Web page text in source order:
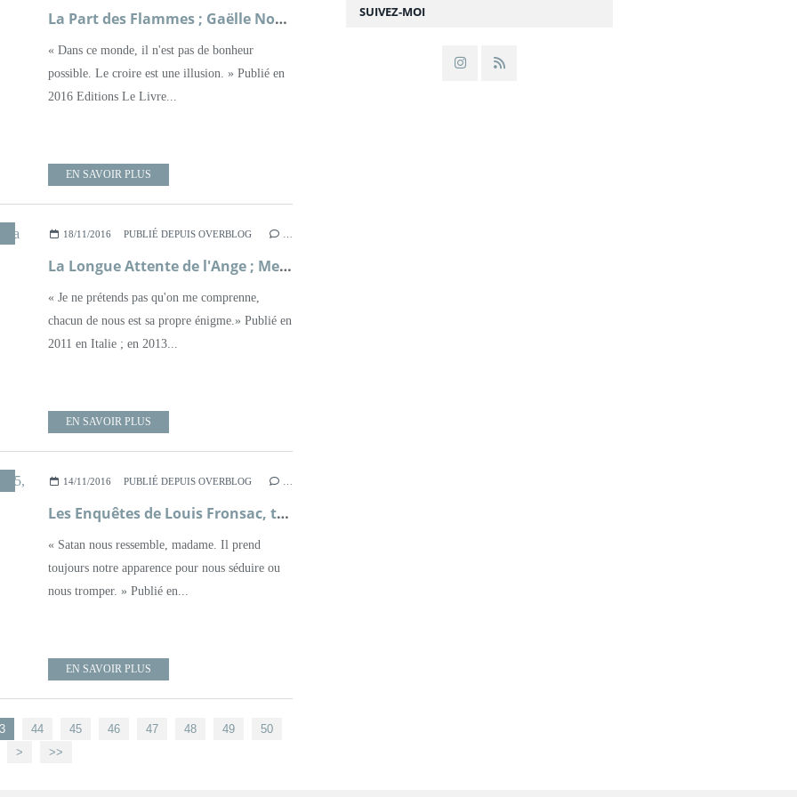
La Part des Flammes ; Gaëlle Nohant
« Dans ce monde, il n'est pas de bonheur
possible. Le croire est une illusion. » Publié en
2016 Editions Le Livre...
EN SAVOIR PLUS
,ROMAN,XVIÈME SIÈCLE
18/11/2016 PUBLIÉ DEPUIS OVERBLOG
La Longue Attente de l'Ange ; Melania G. Mazucco
« Je ne prétends pas qu'on me comprenne,
chacun de nous est sa propre énigme.» Publié en
2011 en Italie ; en 2013...
EN SAVOIR PLUS
14/11/2016 PUBLIÉ DEPUIS OVERBLOG
Les Enquêtes de Louis Fronsac, tome 5, L'Homme aux Rubans Noirs ; Jean d'Aillon
« Satan nous ressemble, madame. Il prend
toujours notre apparence pour nous séduire ou
nous tromper. » Publié en...
EN SAVOIR PLUS
44 45 46 47 48 49
50
>
>>
SUIVEZ-MOI